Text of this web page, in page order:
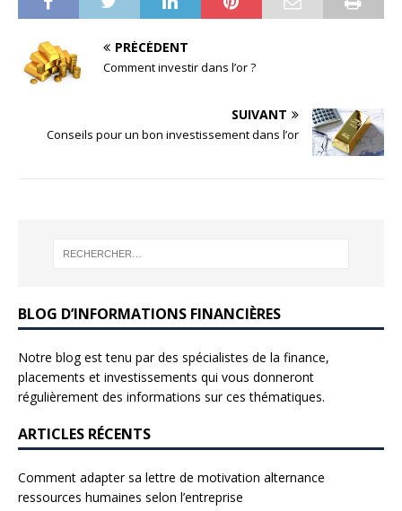
PRÉCÉDENT
Comment investir dans l’or ?
SUIVANT
Conseils pour un bon investissement dans l’or
BLOG D’INFORMATIONS FINANCIÈRES
Notre blog est tenu par des spécialistes de la finance,
placements et investissements qui vous donneront
régulièrement des informations sur ces thématiques.
ARTICLES RÉCENTS
Comment adapter sa lettre de motivation alternance
ressources humaines selon l’entreprise